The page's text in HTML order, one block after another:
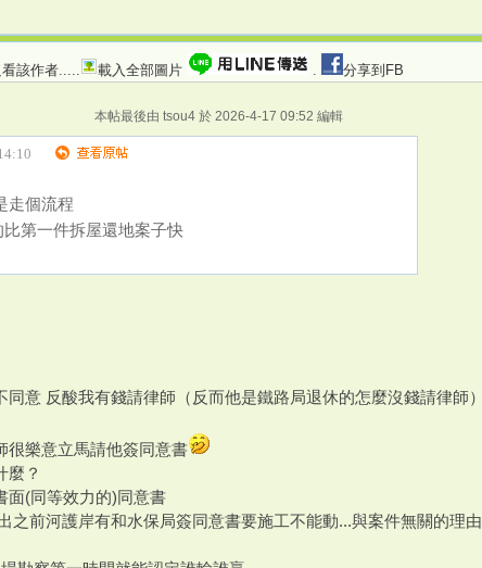
看該作者 載入全部圖片 分享到FB
本帖最後由 tsou4 於 2026-4-17 09:52 編輯
走個流程
第一件拆屋還地案子快
意 反酸我有錢請律師（反而他是鐵路局退休的怎麼沒錢請律師）
樂意立馬請他簽同意書
麼？
面(同等效力的)同意書
之前河護岸有和水保局簽同意書要施工不能動...與案件無關的理由